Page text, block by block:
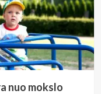
nuo mokslo